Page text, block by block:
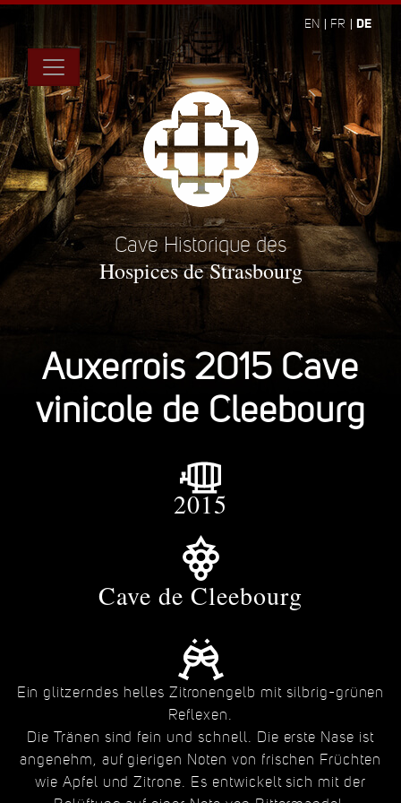
EN FR DE
Cave Historique des
Hospices de Strasbourg
Auxerrois 2015 Cave
vinicole de Cleebourg
2015
Cave de Cleebourg
Ein glitzerndes helles Zitronengelb mit silbrig-grünen
Reflexen.
Die Tränen sind fein und schnell. Die erste Nase ist
angenehm, auf gierigen Noten von frischen Früchten
wie Apfel und Zitrone. Es entwickelt sich mit der